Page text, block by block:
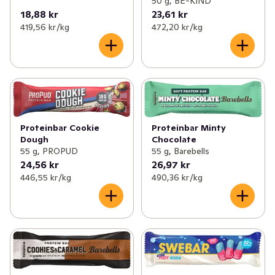
18,88 kr
419,56 kr /kg
23,61 kr
472,20 kr /kg
Proteinbar Cookie
Dough
55 g, PROPUD
24,56 kr
446,55 kr /kg
Proteinbar Minty
Chocolate
55 g, Barebells
26,97 kr
490,36 kr /kg